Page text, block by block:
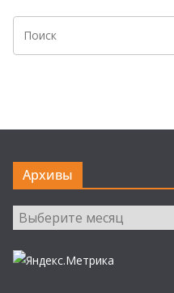
Архивы
Архивы